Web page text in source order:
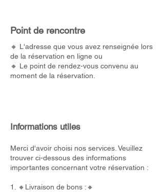
Point de rencontre
🔸 L'adresse que vous avez renseignée lors
de la réservation en ligne ou
🔸 Le point de rendez-vous convenu au
moment de la réservation.
Informations utiles
Merci d'avoir choisi nos services. Veuillez
trouver ci-dessous des informations
importantes concernant votre réservation :
1. 🔸Livraison de bons :🔸